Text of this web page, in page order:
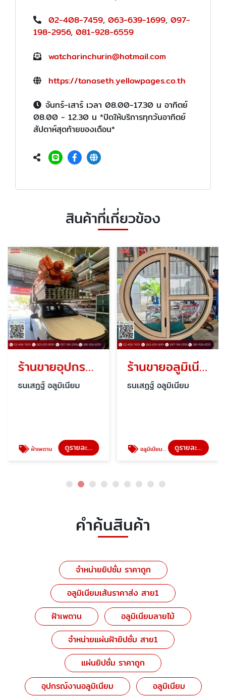
02-408-7459, 063-639-1699, 097-
198-2956, 081-928-6559
watcharinchurin@hotmail.com
https://tanaseth.yellowpages.co.th
จันทร์-เสาร์ เวลา 08.00-17.30 น อาทิตย์
08.00 - 12.30 น *ปิดให้บริการทุกวันอาทิตย์
สัปดาห์สุดท้ายของเดือน*
สินค้าที่เกี่ยวข้อง
ร้านขายอุปกรณ์ฝ้าเพดาน สาย 1
ธนเสฏฐ์ อลูมิเนียม
ฝ้าเพดาน ดูรายละเอียด
ร้านขายอลูมิเนียมลายไม้ สาย1
ธนเสฏฐ์ อลูมิเนียม
อลูมิเนียมลายไม้ ดูรายละเอียด
คำค้นสินค้า
จำหน่ายยิปซั่ม ราคาถูก
อลูมิเนียมเส้นราคาส่ง สาย1
ฝ้าเพดาน
อลูมิเนียมลายไม้
จำหน่ายแผ่นฝ้ายิปซั่ม สาย1
แผ่นยิปซั่ม ราคาถูก
อุปกรณ์งานอลูมิเนียม
อลูมิเนียม